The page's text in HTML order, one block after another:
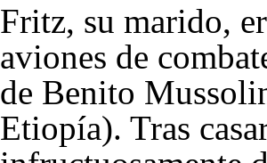
Fritz, su marido,
aviones de
de Benito
Etiopía). Tras